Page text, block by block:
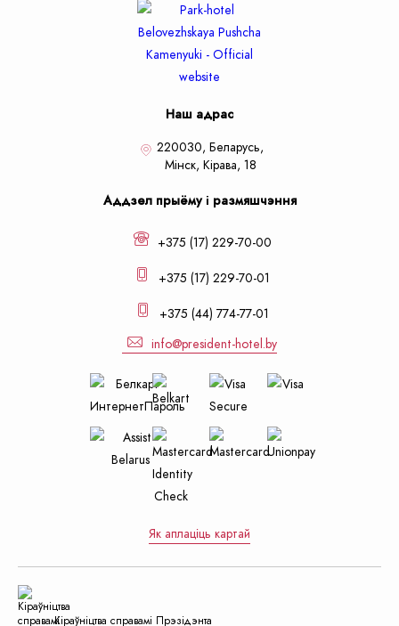
Наш адрас
220030, Беларусь,
Мiнск, Кiрава, 18
Аддзел прыёму і размяшчэння
+375 (17) 229-70-00
+375 (17) 229-70-01
+375 (44) 774-77-01
info@president-hotel.by
Як аплаціць картай